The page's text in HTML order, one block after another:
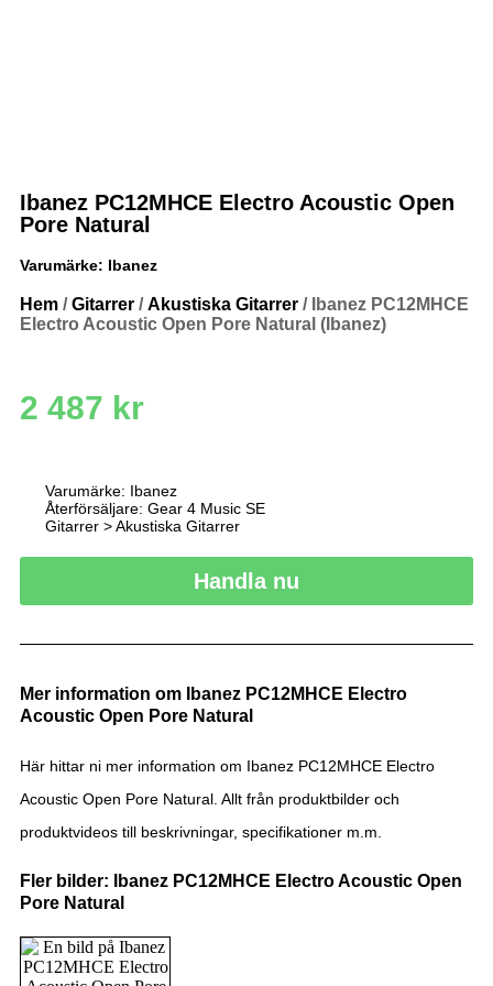
Ibanez PC12MHCE Electro Acoustic Open
Pore Natural
Varumärke: Ibanez
Hem /Gitarrer /Akustiska Gitarrer / Ibanez PC12MHCE
Electro Acoustic Open Pore Natural (Ibanez)
2 487 kr
Varumärke: Ibanez
Återförsäljare: Gear 4 Music SE
Gitarrer > Akustiska Gitarrer
Handla nu
Mer information om Ibanez PC12MHCE Electro
Acoustic Open Pore Natural
Här hittar ni mer information om Ibanez PC12MHCE Electro
Acoustic Open Pore Natural. Allt från produktbilder och
produktvideos till beskrivningar, specifikationer m.m.
Fler bilder: Ibanez PC12MHCE Electro Acoustic Open
Pore Natural